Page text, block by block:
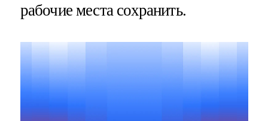
рабочие места сохранить.